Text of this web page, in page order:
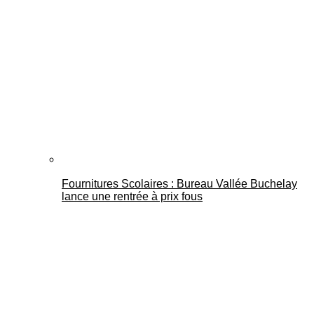
Fournitures Scolaires : Bureau Vallée Buchelay
lance une rentrée à prix fous